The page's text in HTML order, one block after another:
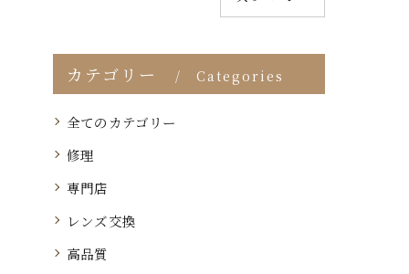
カテゴリー Categories
全てのカテゴリー
修理
専門店
レンズ交換
高品質